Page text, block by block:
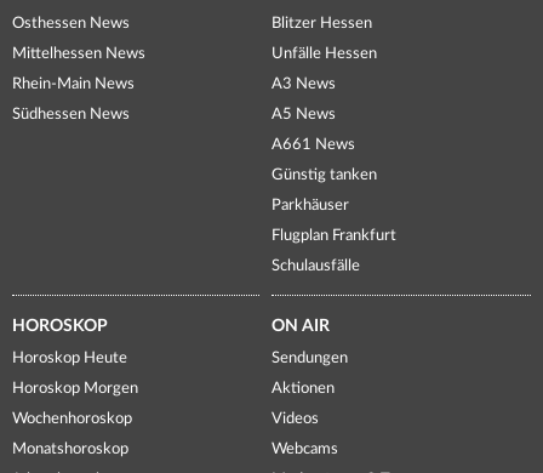
Osthessen News
Mittelhessen News
Rhein-Main News
Südhessen News
Blitzer Hessen
Unfälle Hessen
A3 News
A5 News
A661 News
Günstig tanken
Parkhäuser
Flugplan Frankfurt
Schulausfälle
HOROSKOP
Horoskop Heute
Horoskop Morgen
Wochenhoroskop
Monatshoroskop
ON AIR
Sendungen
Aktionen
Videos
Webcams